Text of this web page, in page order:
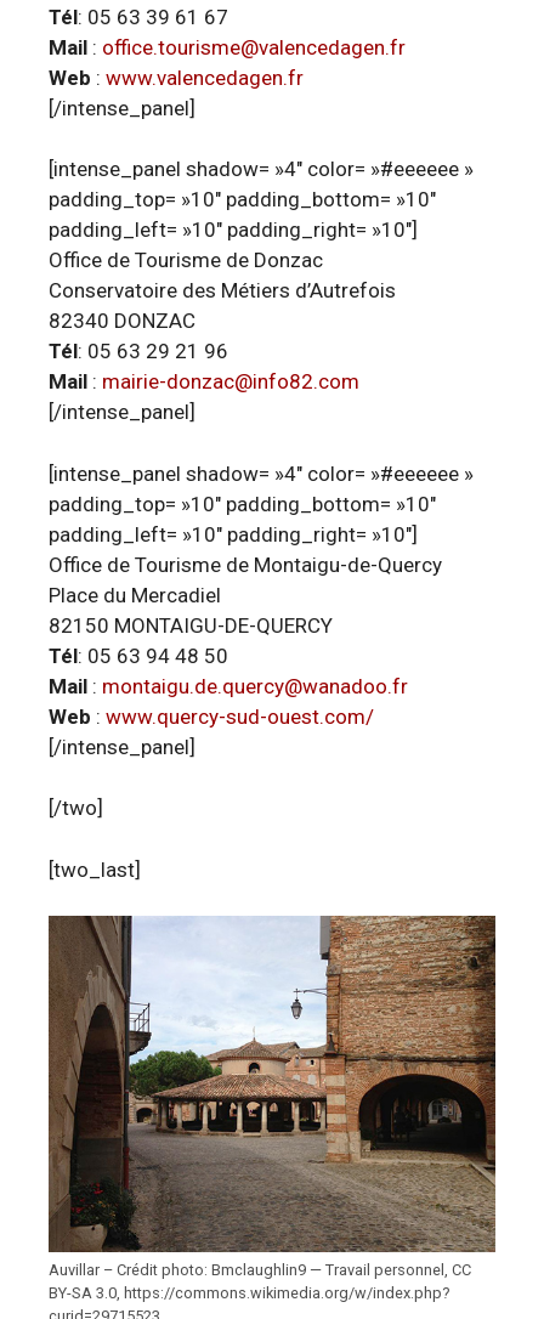
Tél: 05 63 39 61 67
Mail : office.tourisme@valencedagen.fr
Web : www.valencedagen.fr
[/intense_panel]
[intense_panel shadow= »4″ color= »#eeeeee »
padding_top= »10″ padding_bottom= »10″
padding_left= »10″ padding_right= »10″]
Office de Tourisme de Donzac
Conservatoire des Métiers d’Autrefois
82340 DONZAC
Tél: 05 63 29 21 96
Mail : mairie-donzac@info82.com
[/intense_panel]
[intense_panel shadow= »4″ color= »#eeeeee »
padding_top= »10″ padding_bottom= »10″
padding_left= »10″ padding_right= »10″]
Office de Tourisme de Montaigu-de-Quercy
Place du Mercadiel
82150 MONTAIGU-DE-QUERCY
Tél: 05 63 94 48 50
Mail : montaigu.de.quercy@wanadoo.fr
Web : www.quercy-sud-ouest.com/
[/intense_panel]
[/two]
[two_last]
Auvillar – Crédit photo: Bmclaughlin9 — Travail personnel, CC
BY-SA 3.0, https://commons.wikimedia.org/w/index.php?